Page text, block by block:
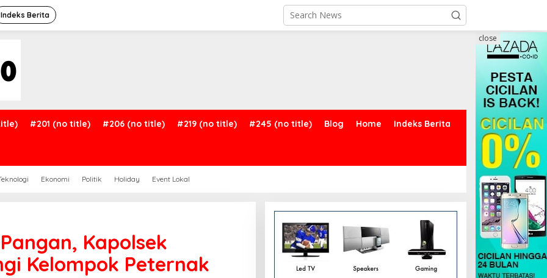
Indeks Berita
#201 (no title) #206 (no title) #219 (no title) #245 (no title) Blog Home Indeks Berita
Ekonomi Politik Holiday Event Lokal
close
Kapolsek
Kelompok Peternak